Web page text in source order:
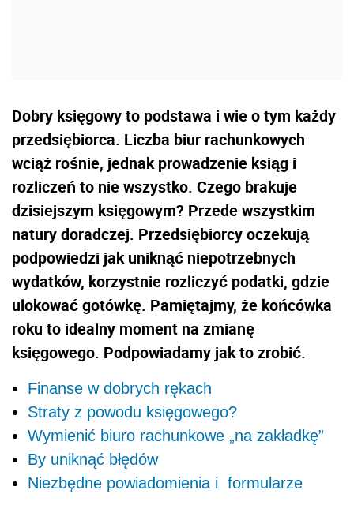
Dobry księgowy to podstawa i wie o tym każdy
przedsiębiorca. Liczba biur rachunkowych
wciąż rośnie, jednak prowadzenie ksiąg i
rozliczeń to nie wszystko. Czego brakuje
dzisiejszym księgowym? Przede wszystkim
natury doradczej. Przedsiębiorcy oczekują
podpowiedzi jak uniknąć niepotrzebnych
wydatków, korzystnie rozliczyć podatki, gdzie
ulokować gotówkę. Pamiętajmy, że końcówka
roku to idealny moment na zmianę
księgowego. Podpowiadamy jak to zrobić.
Finanse w dobrych rękach
Straty z powodu księgowego?
Wymienić biuro rachunkowe „na zakładkę”
By uniknąć błędów
Niezbędne powiadomienia i formularze